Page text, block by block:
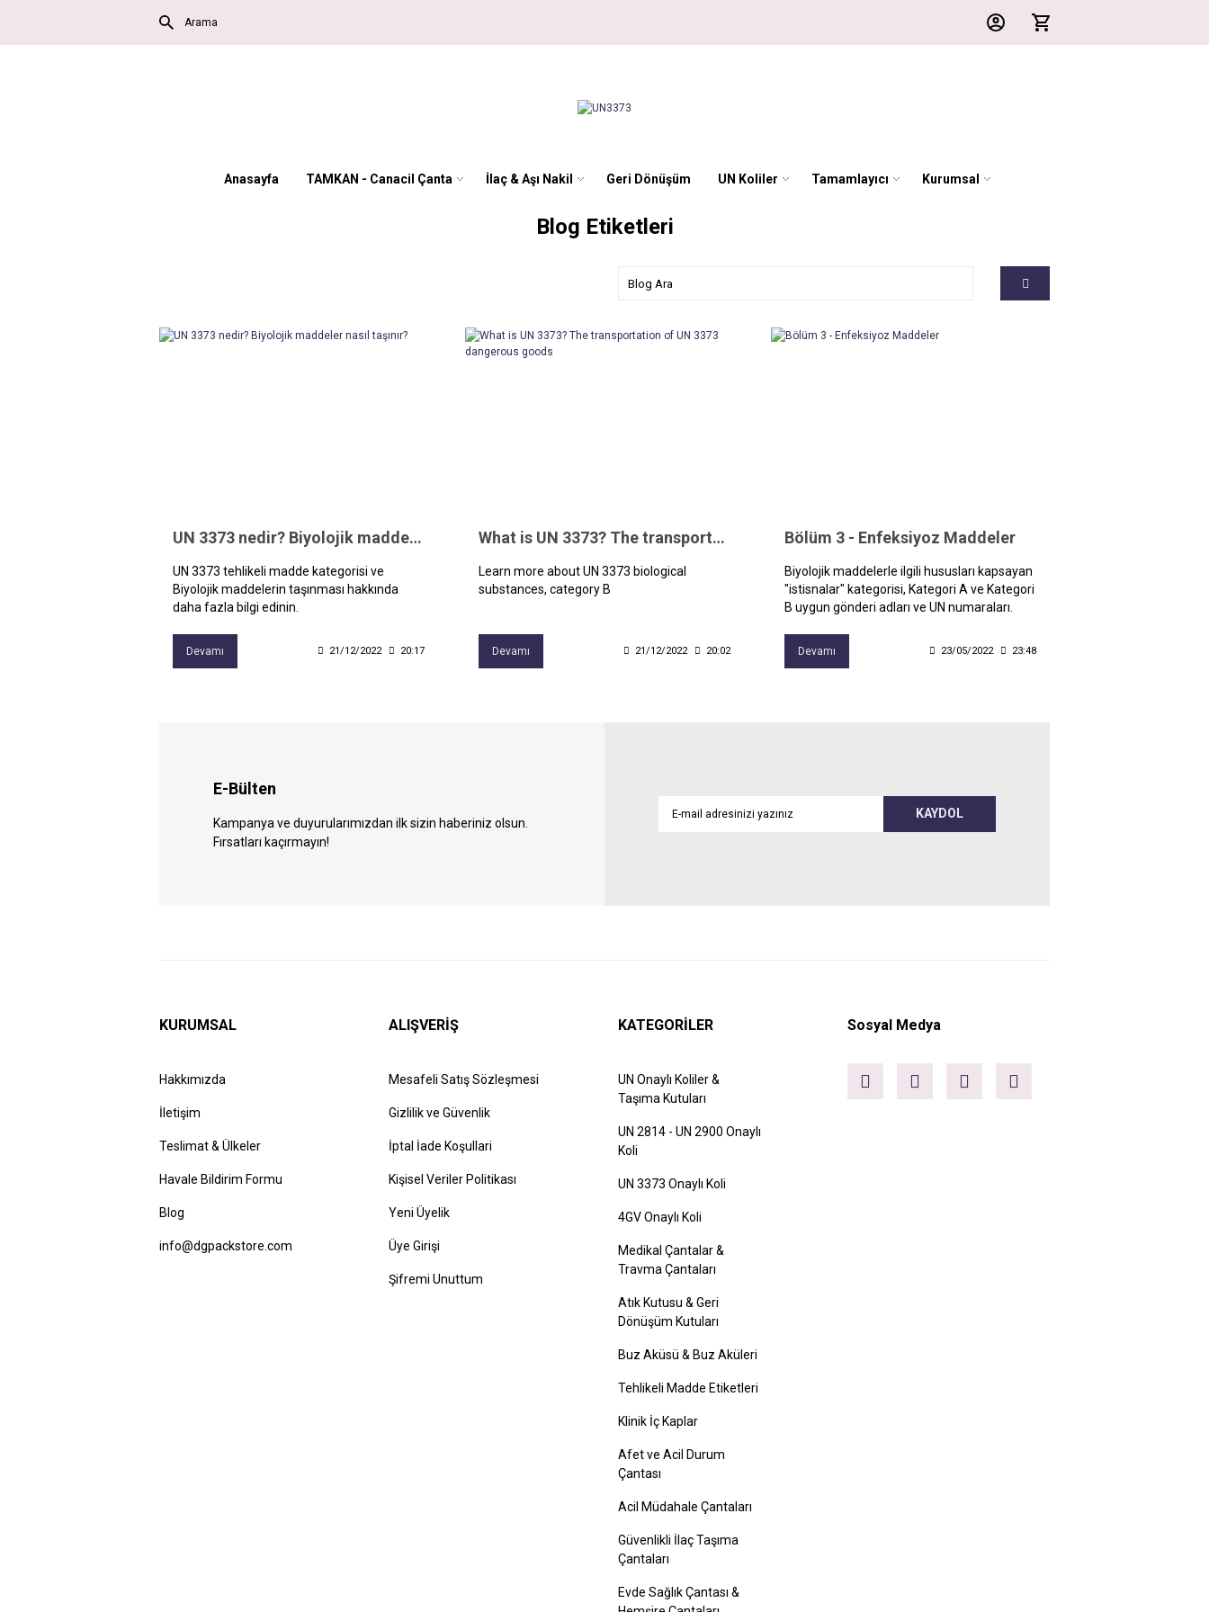
Anasayfa TAMKAN - Canacil Çanta İlaç & Aşı Nakil Geri Dönüşüm UN Koliler Tamamlayıcı Kurumsal
Blog Etiketleri
UN 3373 nedir? Biyolojik maddeler nasıl taşınır?
UN 3373 tehlikeli madde kategorisi ve
Biyolojik maddelerin taşınması hakkında
daha fazla bilgi edinin.
Devamı 21/12/2022 20:17
What is UN 3373? The transportation of UN 3373 dangerous goods
Learn more about UN 3373 biological
substances, category B
Devamı 21/12/2022 20:02
Bölüm 3 - Enfeksiyoz Maddeler
Biyolojik maddelerle ilgili hususları kapsayan
"istisnalar" kategorisi, Kategori A ve Kategori
B uygun gönderi adları ve UN numaraları.
Devamı 23/05/2022 23:48
E-Bülten
Kampanya ve duyurularımızdan ilk sizin haberiniz olsun.
Fırsatları kaçırmayın!
KAYDOL
KURUMSAL
Hakkımızda
İletişim
Teslimat & Ülkeler
Havale Bildirim Formu
Blog
info@dgpackstore.com
ALIŞVERİŞ
Mesafeli Satış Sözleşmesi
Gizlilik ve Güvenlik
İptal İade Koşullari
Kişisel Veriler Politikası
Yeni Üyelik
Üye Girişi
Şifremi Unuttum
KATEGORİLER
UN Onaylı Koliler &
Taşıma Kutuları
UN 2814 - UN 2900 Onaylı
Koli
UN 3373 Onaylı Koli
4GV Onaylı Koli
Medikal Çantalar &
Travma Çantaları
Atık Kutusu & Geri
Dönüşüm Kutuları
Buz Aküsü & Buz Aküleri
Tehlikeli Madde Etiketleri
Klinik İç Kaplar
Afet ve Acil Durum
Çantası
Acil Müdahale Çantaları
Güvenlikli İlaç Taşıma
Çantaları
Evde Sağlık Çantası &
Sosyal Medya